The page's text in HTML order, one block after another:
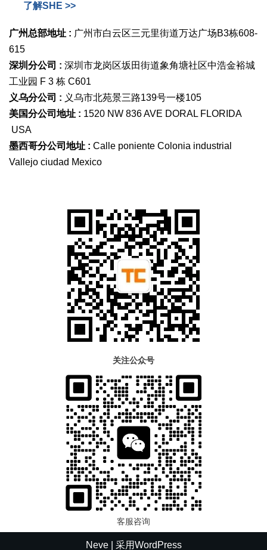
了解SHE >>
广州总部地址 : 广州市白云区三元里街道万达广场B3栋608-
615
深圳分公司 : 深圳市龙岗区坂田街道象角塘社区中浩金裕城
工业园 F 3 栋 C601
义乌分公司 : 义乌市北苑景三路139号一楼105
美国分公司地址 : 1520 NW 836 AVE DORAL FLORIDA
USA
墨西哥分公司地址 : Calle poniente Colonia industrial
Vallejo ciudad Mexico
关注公众号
客服咨询
Neve| 采用WordPress